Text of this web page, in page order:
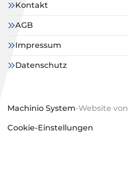
Kontakt
AGB
Impressum
Datenschutz
Machinio System-Website von
Cookie-Einstellungen